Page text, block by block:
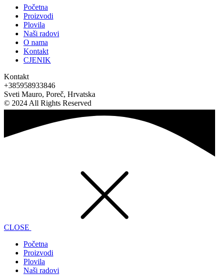
Početna
Proizvodi
Plovila
Naši radovi
O nama
Kontakt
CJENIK
Kontakt
+385958933846
Sveti Mauro, Poreč, Hrvatska
© 2024 All Rights Reserved
CLOSE
Početna
Proizvodi
Plovila
Naši radovi